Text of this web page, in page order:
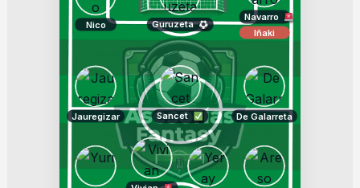
Jauregizar Sancet De Galarreta
Nico Guruzeta
Navarro
Iñaki